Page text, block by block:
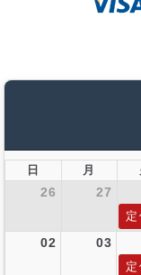
日 月
26 27
定
02 03
定